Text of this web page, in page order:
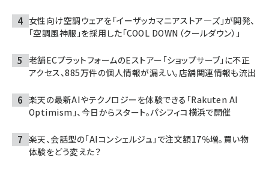
女性向け空調ウェアを「イーザッカマニアストア―ズ」が開発、
「空調風神服」を採用した「COOL DOWN（クールダウン）」
老舗ECプラットフォームのEストアー「ショップサーブ」に不正
アクセス、885万件の個人情報が漏えい。店舗関連情報も流出
楽天の最新AIやテクノロジーを体験できる「Rakuten AI
Optimism」、今日からスタート。パシフィコ横浜で開催
楽天、会話型の「AIコンシェルジュ」で注文額17％増。買い物
体験をどう変えた？